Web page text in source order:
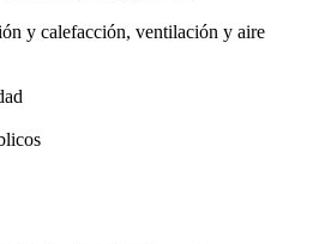
y calefacción, ventilación y aire